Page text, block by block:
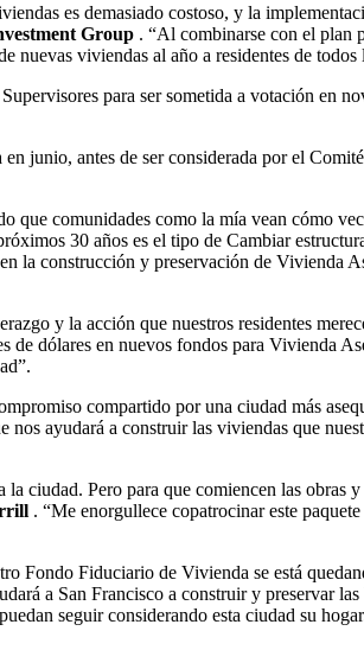
es demasiado costoso, y la
Group . “Al combinarse con el plan
viviendas al año a residentes de todos
para ser sometida a votación en
junio, antes de ser considerada por el
comunidades como la mía vean cómo
30 años es el tipo de Cambiar
la construcción y preservación de Vivienda
y la acción que nuestros residentes
de dólares en nuevos fondos para Vivienda
compartido por una ciudad más
ayudará a construir las viviendas que
ciudad. Pero para que comiencen las obras
. “Me enorgullece copatrocinar este
Fondo Fiduciario de Vivienda se está
a San Francisco a construir y preservar
seguir considerando esta ciudad su